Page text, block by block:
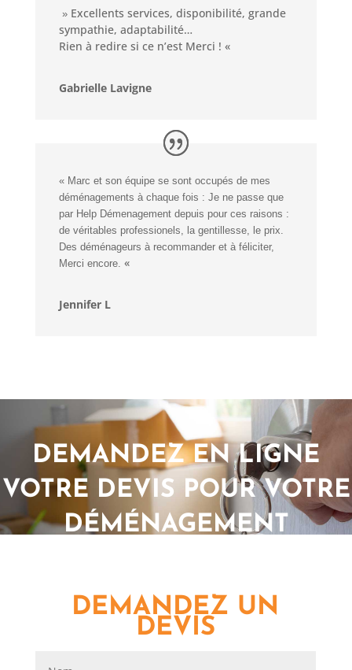
» Excellents services, disponibilité, grande
sympathie, adaptabilité…
Rien à redire si ce n’est Merci ! «
Gabrielle Lavigne
« Marc et son équipe se sont occupés de mes
déménagements à chaque fois : Je ne passe que
par Help Démenagement depuis pour ces raisons :
de véritables professionels, la gentillesse, le prix.
Des déménageurs à recommander et à féliciter,
Merci encore. «
Jennifer L
DEMANDEZ EN LIGNE
VOTRE DEVIS POUR VOTRE
DÉMÉNAGEMENT
DEMANDEZ UN
DEVIS